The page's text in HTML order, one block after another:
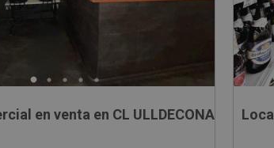
en venta en CL ULLDECONA, 1